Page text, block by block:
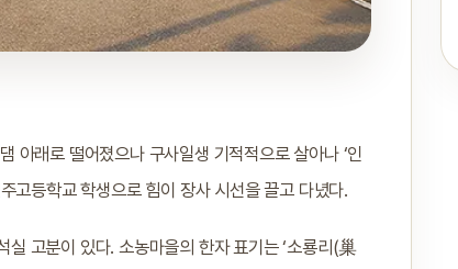
아래로 떨어졌으나 구사일생 기적적으로 살아나 ‘인
고등학교 학생으로 힘이 장사 시선을 끌고 다녔다.
고분이 있다. 소농마을의 한자 표기는 ‘소룡리(巢